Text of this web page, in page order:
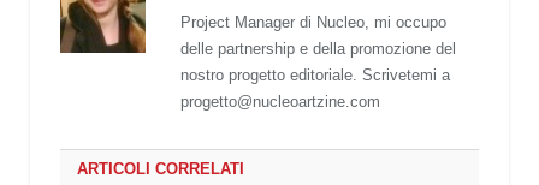
Project Manager di Nucleo, mi occupo
delle partnership e della promozione del
nostro progetto editoriale. Scrivetemi a
progetto@nucleoartzine.com
ARTICOLI CORRELATI